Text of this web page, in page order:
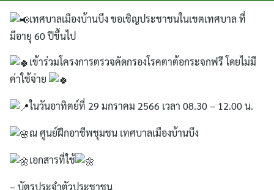
เทศบาลเมืองบ้านบึง ขอเชิญประชาชนในเขตเทศบาล ที่
มีอายุ 60 ปีขึ้นไป
เข้าร่วมโครงการตรวจคัดกรองโรคตาต้อกระจกฟรี โดยไม่มี
ค่าใช้จ่าย
ในวันอาทิตย์ที่ 29 มกราคม 2566 เวลา 08.30 – 12.00 น.
ณ ศูนย์ฝึกอาชีพชุมชน เทศบาลเมืองบ้านบึง
เอกสารที่ใช้
– บัตรประจำตัวประชาชน